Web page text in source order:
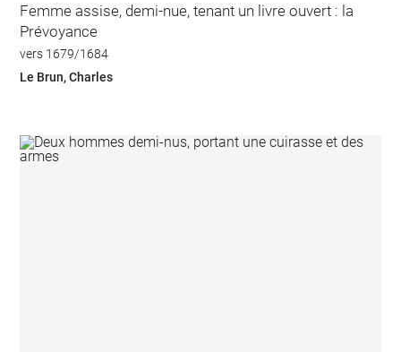
Femme assise, demi-nue, tenant un livre ouvert : la
Prévoyance
vers 1679/1684
Le Brun, Charles